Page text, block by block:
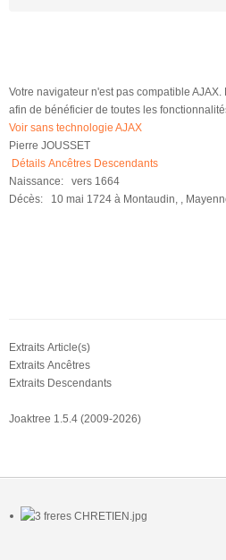
Votre navigateur n'est pas compatible
afin de bénéficier de toutes les
Voir sans technologie AJAX
Pierre JOUSSET
Détails Ancêtres Descendants
Naissance:
vers 1664
Décès:
10 mai 1724 à Montaudin, ,
Extraits Article(s)
Extraits Ancêtres
Extraits Descendants
Joaktree 1.5.4 (2009-2026)